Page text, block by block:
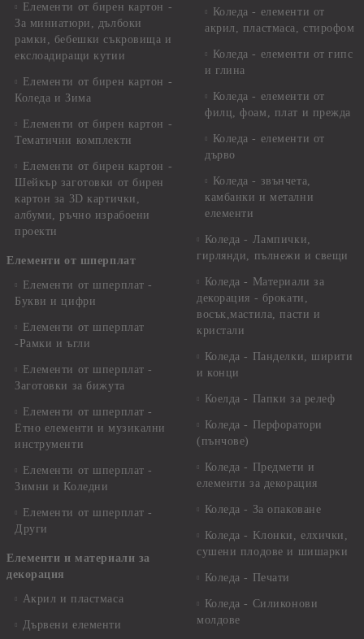
Елементи от бирен картон -
За миниатюри, дълбоки
рамки, бебешки съкровища и
екслоадиращи кутии
Елементи от бирен картон -
Коледа и Зима
Елементи от бирен картон -
Тематични комплекти
Елементи от бирен картон -
Шейкър заготовки от бирен
картон за 3D картички,
албуми, ръчно израбоени
проекти
Елементи от шперплат
Елементи от шперплат -
Букви и цифри
Елементи от шперплат
-Рамки и ъгли
Елементи от шперплат -
Заготовки за бижута
Елементи от шперплат -
Етно елементи и музикални
инструменти
Елементи от шперплат -
Зимни и Коледни
Елементи от шперплат -
Други
Елементи и материали за
декорация
Акрил и пластмаса
Дървени елементи
Коледа - елементи от
акрил, пластмаса, стирофом
Коледа - елементи от гипс
и глина
Коледа - елементи от
филц, фоам, плат и прежда
Коледа - елементи от
дърво
Коледа - звънчета,
камбанки и метални
елементи
Коледа - Лампички,
гирлянди, пълнежи и свещи
Коледа - Материали за
декорация - брокати,
восък,мастила, пасти и
кристали
Коледа - Панделки, ширити
и конци
Коелда - Папки за релеф
Коледа - Перфоратори
(пънчове)
Коледа - Предмети и
елементи за декорация
Коледа - За опаковане
Коледа - Kлонки, елхички,
сушени плодове и шишарки
Коледа - Печати
Коледа - Силиконови
молдове